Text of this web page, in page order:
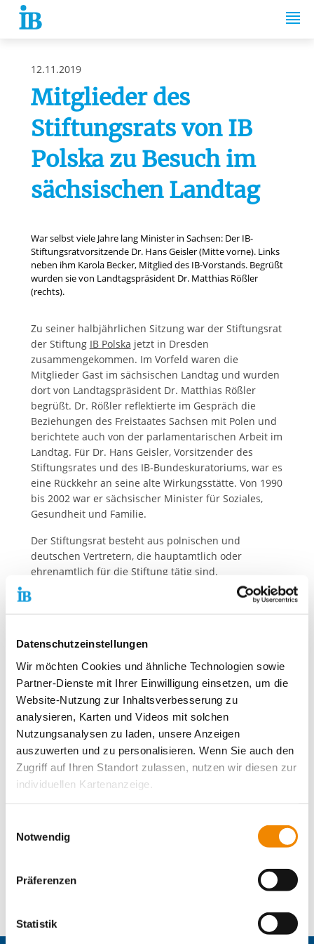
Datenschutzeinstellungen
Wir möchten Cookies und ähnliche Technologien sowie
Partner-Dienste mit Ihrer Einwilligung einsetzen, um die
Website-Nutzung zur Inhaltsverbesserung zu
analysieren, Karten und Videos mit solchen
Nutzungsanalysen zu laden, unsere Anzeigen
auszuwerten und zu personalisieren. Wenn Sie auch den
Zugriff auf Ihren Standort zulassen, nutzen wir diesen zur
individuellen Kartenanzeige.
unsere Partner Daten wie Ihre IP-Adresse und
verarbeiten diese zusammen mit Daten von anderen
Websites. Die Partner erkennen mitunter auch, wenn Sie
zum Website-Besuch verschiedene Geräte verwenden,
kann die Datenübertragung in Drittländer (insb. die USA)
nicht ausgeschlossen werden. Dort ist kein der EU
Notwendig
Präferenzen
Statistik
Springe zum Inhalt
12.11.2019
Mitglieder des
Stiftungsrats von IB
Polska zu Besuch im
sächsischen Landtag
War selbst viele Jahre lang Minister in Sachsen: Der IB-
Stiftungsratvorsitzende Dr. Hans Geisler (Mitte vorne). Links
neben ihm Karola Becker, Mitglied des IB-Vorstands. Begrüßt
wurden sie von Landtagspräsident Dr. Matthias Rößler
(rechts).
Zu seiner halbjährlichen Sitzung war der Stiftungsrat
der Stiftung IB Polska jetzt in Dresden
zusammengekommen. Im Vorfeld waren die
Mitglieder Gast im sächsischen Landtag und wurden
dort von Landtagspräsident Dr. Matthias Rößler
begrüßt. Dr. Rößler reflektierte im Gespräch die
Beziehungen des Freistaates Sachsen mit Polen und
berichtete auch von der parlamentarischen Arbeit im
Landtag. Für Dr. Hans Geisler, Vorsitzender des
Stiftungsrates und des IB-Bundeskuratoriums, war es
eine Rückkehr an seine alte Wirkungsstätte. Von 1990
bis 2002 war er sächsischer Minister für Soziales,
Gesundheit und Familie.
Der Stiftungsrat besteht aus polnischen und
deutschen Vertretern, die hauptamtlich oder
ehrenamtlich für die Stiftung tätig sind.
Dirk Altbürger
Pressesprecher
Telefon:+49 69 94545-107
E-Mail schreiben
Matthias Schwerdtfeger
Stellvertretender Pressesprecher
Telefon:+49 69 94545-108
E-Mail schreiben
E-Mail schreiben